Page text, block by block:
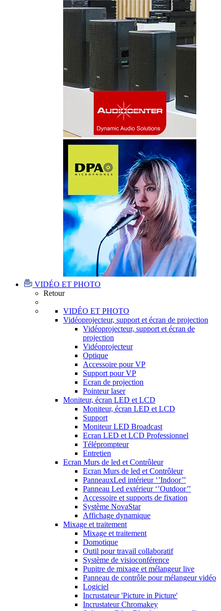
VIDÉO ET PHOTO
Retour
VIDÉO ET PHOTO
Vidéoprojecteur, support et écran de projection
Vidéoprojecteur, support et écran de
projection
Vidéoprojecteur
Optique
Accessoire pour VP
Support pour VP
Ecran de projection
Pointeur laser
Moniteur, écran LED et LCD
Moniteur, écran LED et LCD
Support
Moniteur LED Broadcast
Ecran LED et LCD Professionnel
Téléprompteur
Entretien
Ecran Murs de led et Contrôleur
Ecran Murs de led et Contrôleur
PanneauxLed intérieur ‘’Indoor’’
Panneau Led extérieur ‘’Outdoor’’
Accessoire et supports de fixation
Système NovaStar
Affichage dynamique
Mixage et traitement
Mixage et traitement
Domotique
Outil pour travail collaboratif
Système de visioconférence
Pupitre de mixage et mélangeur live
Panneau de contrôle pour mélangeur vidéo
Logiciel
Incrustateur 'Picture in Picture'
Incrustateur Chromakey